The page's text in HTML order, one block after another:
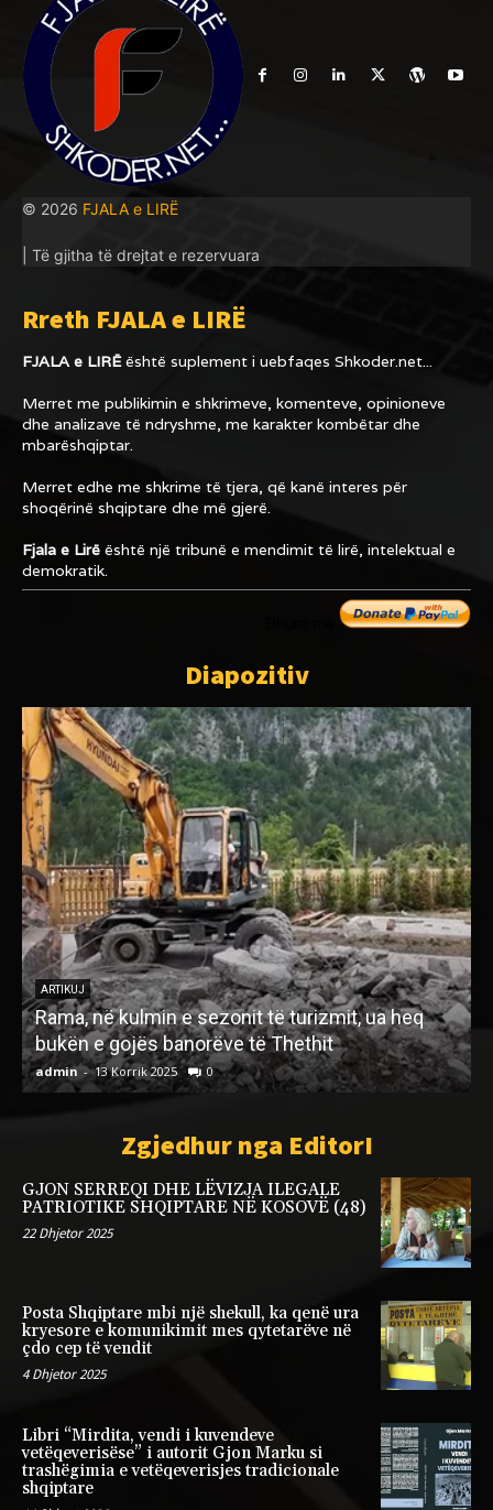
© 2026 FJALA e LIRË
| Të gjitha të drejtat e rezervuara
Rreth FJALA e LIRË
FJALA e LIRËështë suplement i uebfaqes Shkoder.net...
Merret me publikimin e shkrimeve, komenteve, opinioneve
dhe analizave të ndryshme, me karakter kombëtar dhe
mbarëshqiptar.
Merret edhe me shkrime të tjera, që kanë interes për
shoqërinë shqiptare dhe më gjerë.
Fjala e Lirë është një tribunë e mendimit të lirë, intelektual e
demokratik.
Diapozitiv
ARTIKUJ
RINUMËRIM I VOTAVE APO I TURPIT ?
admin - 20 Janar 2026 0
Zgjedhur nga EditorI
GJON SERREQI DHE LËVIZJA ILEGALE
PATRIOTIKE SHQIPTARE NË KOSOVË (48)
22 Dhjetor 2025
Posta Shqiptare mbi një shekull, ka qenë ura
kryesore e komunikimit mes qytetarëve në
çdo cep të vendit
4 Dhjetor 2025
Libri “Mirdita, vendi i kuvendeve
vetëqeverisëse” i autorit Gjon Marku si
trashëgimia e vetëqeverisjes tradicionale
shqiptare